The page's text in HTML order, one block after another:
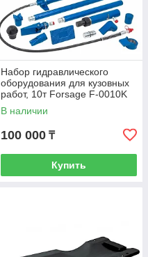
Набор гидравлического
оборудования для кузовных
работ, 10т Forsage F-0010K
В наличии
100 000 ₸
Купить